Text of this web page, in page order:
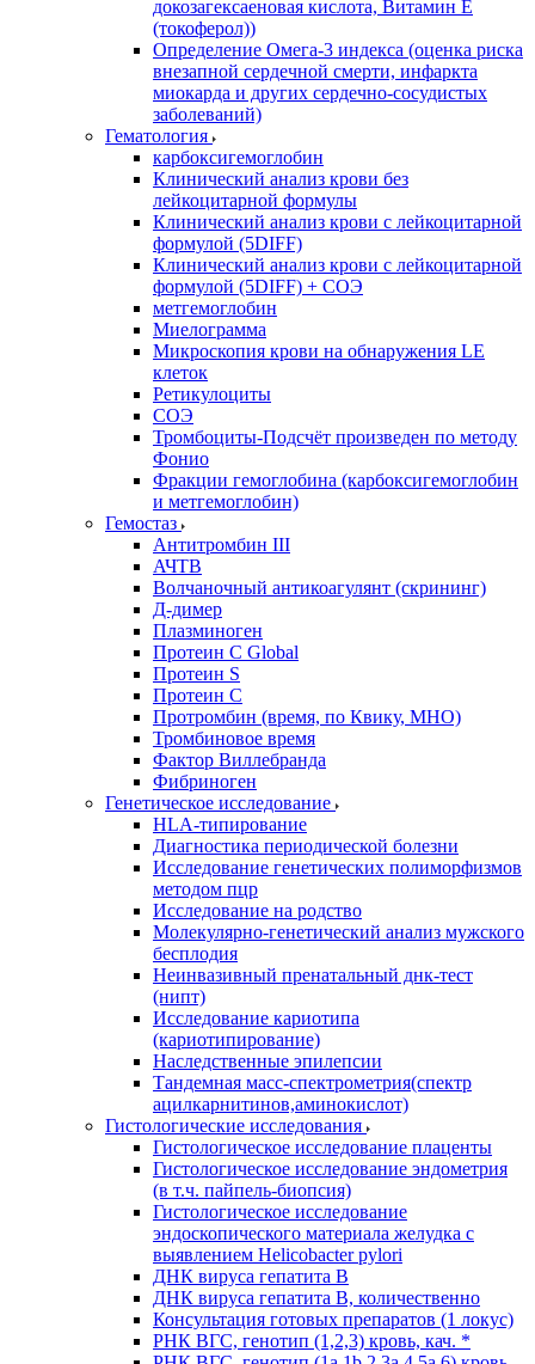
докозагексаеновая кислота, Витамин E
(токоферол))
Определение Омега-3 индекса (оценка риска
внезапной сердечной смерти, инфаркта
миокарда и других сердечно-сосудистых
заболеваний)
Гематология
карбоксигемоглобин
Клинический анализ крови без
лейкоцитарной формулы
Клинический анализ крови с лейкоцитарной
формулой (5DIFF)
Клинический анализ крови с лейкоцитарной
формулой (5DIFF) + СОЭ
метгемоглобин
Миелограмма
Микроскопия крови на обнаружения LE
клеток
Ретикулоциты
СОЭ
Тромбоциты-Подсчёт произведен по методу
Фонио
Фракции гемоглобина (карбоксигемоглобин
и метгемоглобин)
Гемостаз
Антитромбин III
АЧТВ
Волчаночный антикоагулянт (скрининг)
Д-димер
Плазминоген
Протеин C Global
Протеин S
Протеин С
Протромбин (время, по Квику, МНО)
Тромбиновое время
Фактор Виллебранда
Фибриноген
Генетическое исследование
HLA-типирование
Диагностика периодической болезни
Исследование генетических полиморфизмов
методом пцр
Исследование на родство
Молекулярно-генетический анализ мужского
бесплодия
Неинвазивный пренатальный днк-тест
(нипт)
Исследование кариотипа
(кариотипирование)
Наследственные эпилепсии
Тандемная масс-спектрометрия(спектр
ацилкарнитинов,аминокислот)
Гистологические исследования
Гистологическое исследование плаценты
Гистологическое исследование эндометрия
(в т.ч. пайпель-биопсия)
Гистологическое исследование
эндоскопического материала желудка с
выявлением Helicobacter pylori
ДНК вируса гепатита B
ДНК вируса гепатита B, количественно
Консультация готовых препаратов (1 локус)
РНК ВГC, генотип (1,2,3) кровь, кач. *